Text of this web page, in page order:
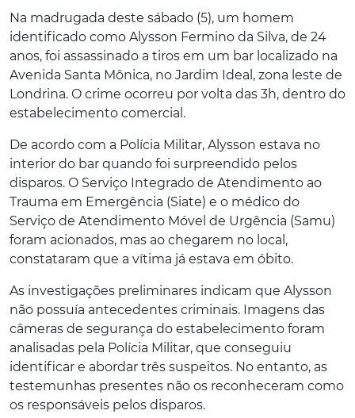
Na madrugada deste sábado (5), um homem
identificado como Alysson Fermino da Silva, de 24
anos, foi assassinado a tiros em um bar localizado na
Avenida Santa Mônica, no Jardim Ideal, zona leste de
Londrina. O crime ocorreu por volta das 3h, dentro do
estabelecimento comercial.
De acordo com a Polícia Militar, Alysson estava no
interior do bar quando foi surpreendido pelos
disparos. O Serviço Integrado de Atendimento ao
Trauma em Emergência (Siate) e o médico do
Serviço de Atendimento Móvel de Urgência (Samu)
foram acionados, mas ao chegarem no local,
constataram que a vítima já estava em óbito.
As investigações preliminares indicam que Alysson
não possuía antecedentes criminais. Imagens das
câmeras de segurança do estabelecimento foram
analisadas pela Polícia Militar, que conseguiu
identificar e abordar três suspeitos. No entanto, as
testemunhas presentes não os reconheceram como
os responsáveis pelos disparos.